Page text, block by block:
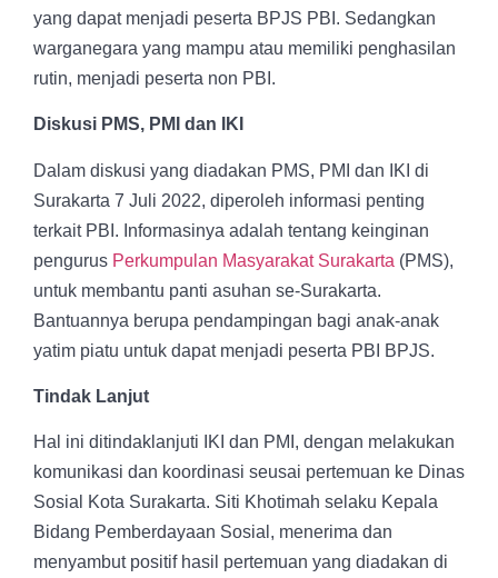
yang dapat menjadi peserta BPJS PBI. Sedangkan
warganegara yang mampu atau memiliki penghasilan
rutin, menjadi peserta non PBI.
Diskusi PMS, PMI dan IKI
Dalam diskusi yang diadakan PMS, PMI dan IKI di
Surakarta 7 Juli 2022, diperoleh informasi penting
terkait PBI. Informasinya adalah tentang keinginan
pengurus Perkumpulan Masyarakat Surakarta (PMS),
untuk membantu panti asuhan se-Surakarta.
Bantuannya berupa pendampingan bagi anak-anak
yatim piatu untuk dapat menjadi peserta PBI BPJS.
Tindak Lanjut
Hal ini ditindaklanjuti IKI dan PMI, dengan melakukan
komunikasi dan koordinasi seusai pertemuan ke Dinas
Sosial Kota Surakarta. Siti Khotimah selaku Kepala
Bidang Pemberdayaan Sosial, menerima dan
menyambut positif hasil pertemuan yang diadakan di